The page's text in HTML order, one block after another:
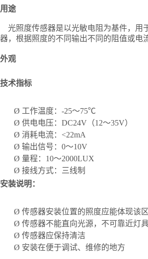
用途
光照度传感器是以光敏电阻为基件，用
器，根据照度的不同输出不同的阻值或电
外观
技术指标
Ø 工作温度： -25～75℃
Ø 供电电压： DC24V（12～35V）
Ø 消耗电流： <22mA
Ø 输出信号： 0～10V
Ø 量程： 10～2000LUX
Ø 接线方式： 三线制
安装说明：
Ø 传感器安装位置的照度应能体现该
Ø 传感器不能直向光源，不可靠近灯
Ø 传感器应保持清洁
Ø 安装在便于调试、维修的地方